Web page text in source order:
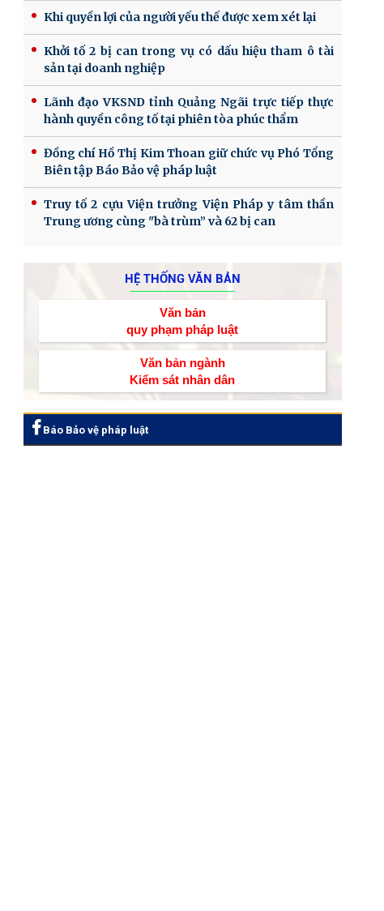
Khi quyền lợi của người yếu thế được xem xét lại
Khởi tố 2 bị can trong vụ có dấu hiệu tham ô tài
sản tại doanh nghiệp
Lãnh đạo VKSND tỉnh Quảng Ngãi trực tiếp thực
hành quyền công tố tại phiên tòa phúc thẩm
Đồng chí Hồ Thị Kim Thoan giữ chức vụ Phó Tổng
Biên tập Báo Bảo vệ pháp luật
Truy tố 2 cựu Viện trưởng Viện Pháp y tâm thần
Trung ương cùng "bà trùm” và 62 bị can
HỆ THỐNG VĂN BẢN
Văn bản
quy phạm pháp luật
Văn bản ngành
Kiểm sát nhân dân
Báo Bảo vệ pháp luật